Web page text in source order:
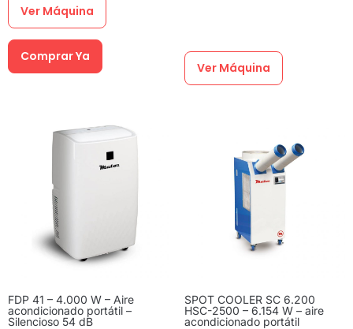
Ver Máquina
Comprar Ya
Ver Máquina
FDP 41 – 4.000 W – Aire
acondicionado portátil –
Silencioso 54 dB
SPOT COOLER SC 6.200
HSC-2500 – 6.154 W – aire
acondicionado portátil